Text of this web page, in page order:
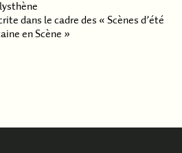
dans le cadre des « Scènes d’été
en Scène »